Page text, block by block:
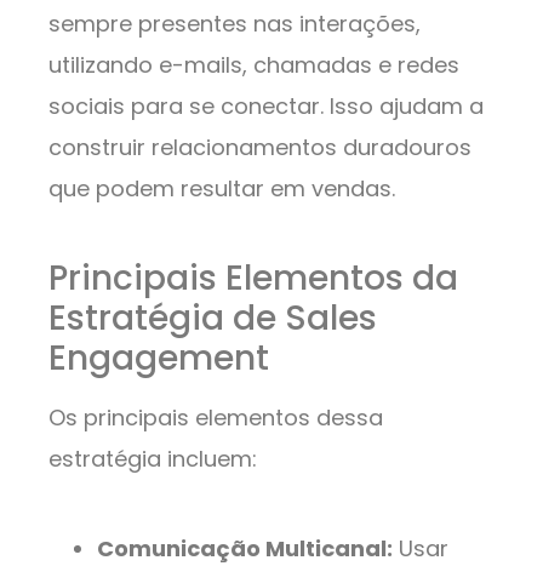
sempre presentes nas interações,
utilizando e-mails, chamadas e redes
sociais para se conectar. Isso ajudam a
construir relacionamentos duradouros
que podem resultar em vendas.
Principais Elementos da
Estratégia de Sales
Engagement
Os principais elementos dessa
estratégia incluem:
Comunicação Multicanal: Usar